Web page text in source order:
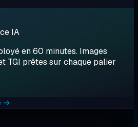
IA
en 60 minutes. Images
TGI prêtes sur chaque palier
→